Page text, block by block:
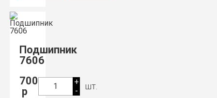
Подшипник
7606
700
р
1
+
-
шт.